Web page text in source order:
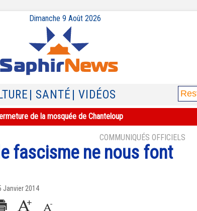
Dimanche 9 Août 2026
| SANTÉ | VIDÉOS
de la mosquée de Chanteloup
COMMUNIQUÉS OFFICIELS
fascisme ne nous font
Janvier 2014